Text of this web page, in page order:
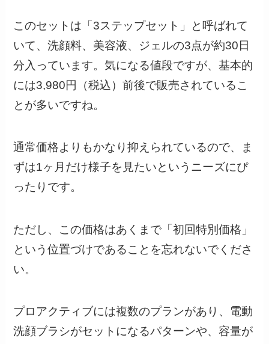
このセットは「3ステップセット」と呼ばれて
いて、洗顔料、美容液、ジェルの3点が約30日
分入っています。気になる値段ですが、基本的
には3,980円（税込）前後で販売されているこ
とが多いですね。
通常価格よりもかなり抑えられているので、ま
ずは1ヶ月だけ様子を見たいというニーズにぴ
ったりです。
ただし、この価格はあくまで「初回特別価格」
という位置づけであることを忘れないでくださ
い。
プロアクティブには複数のプランがあり、電動
洗顔ブラシがセットになるパターンや、容量が